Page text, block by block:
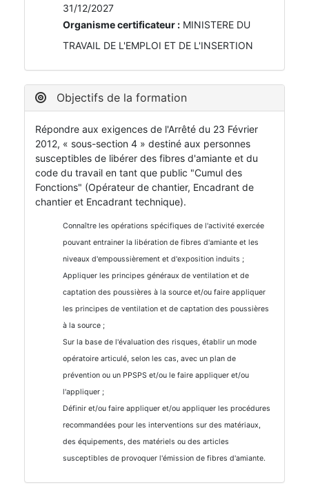
31/12/2027
Organisme certificateur : MINISTERE DU
TRAVAIL DE L'EMPLOI ET DE L'INSERTION
Objectifs de la formation
Répondre aux exigences de l'Arrêté du 23 Février
2012, « sous-section 4 » destiné aux personnes
susceptibles de libérer des fibres d'amiante et du
code du travail en tant que public "Cumul des
Fonctions" (Opérateur de chantier, Encadrant de
chantier et Encadrant technique).
Connaître les opérations spécifiques de l'activité exercée
pouvant entrainer la libération de fibres d'amiante et les
niveaux d'empoussièrement et d'exposition induits ;
Appliquer les principes généraux de ventilation et de
captation des poussières à la source et/ou faire appliquer
les principes de ventilation et de captation des poussières
à la source ;
Sur la base de l'évaluation des risques, établir un mode
opératoire articulé, selon les cas, avec un plan de
prévention ou un PPSPS et/ou le faire appliquer et/ou
l'appliquer ;
Définir et/ou faire appliquer et/ou appliquer les procédures
recommandées pour les interventions sur des matériaux,
des équipements, des matériels ou des articles
susceptibles de provoquer l'émission de fibres d'amiante.